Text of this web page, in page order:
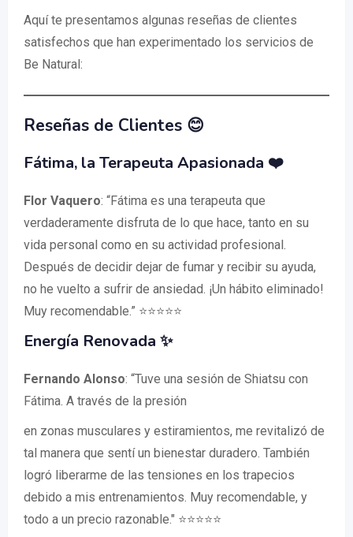
Aquí te presentamos algunas reseñas de clientes
satisfechos que han experimentado los servicios de
Be Natural:
Reseñas de Clientes 😊
Fátima, la Terapeuta Apasionada ❤️
Flor Vaquero: “Fátima es una terapeuta que
verdaderamente disfruta de lo que hace, tanto en su
vida personal como en su actividad profesional.
Después de decidir dejar de fumar y recibir su ayuda,
no he vuelto a sufrir de ansiedad. ¡Un hábito eliminado!
Muy recomendable.” ⭐⭐⭐⭐⭐
Energía Renovada ✨
Fernando Alonso: “Tuve una sesión de Shiatsu con
Fátima. A través de la presión
en zonas musculares y estiramientos, me revitalizó de
tal manera que sentí un bienestar duradero. También
logró liberarme de las tensiones en los trapecios
debido a mis entrenamientos. Muy recomendable, y
todo a un precio razonable." ⭐⭐⭐⭐⭐